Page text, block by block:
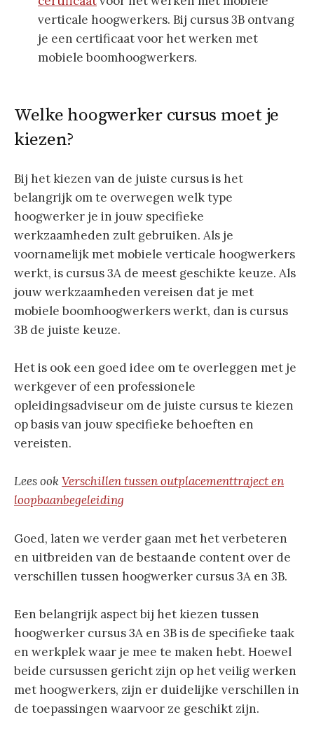
verticale hoogwerkers. Bij cursus 3B ontvang
je een certificaat voor het werken met
mobiele boomhoogwerkers.
Welke hoogwerker cursus moet je
kiezen?
Bij het kiezen van de juiste cursus is het
belangrijk om te overwegen welk type
hoogwerker je in jouw specifieke
werkzaamheden zult gebruiken. Als je
voornamelijk met mobiele verticale hoogwerkers
werkt, is cursus 3A de meest geschikte keuze. Als
jouw werkzaamheden vereisen dat je met
mobiele boomhoogwerkers werkt, dan is cursus
3B de juiste keuze.
Het is ook een goed idee om te overleggen met je
werkgever of een professionele
opleidingsadviseur om de juiste cursus te kiezen
op basis van jouw specifieke behoeften en
vereisten.
Lees ookVerschillen tussen outplacementtraject en
loopbaanbegeleiding
Goed, laten we verder gaan met het verbeteren
en uitbreiden van de bestaande content over de
verschillen tussen hoogwerker cursus 3A en 3B.
Een belangrijk aspect bij het kiezen tussen
hoogwerker cursus 3A en 3B is de specifieke taak
en werkplek waar je mee te maken hebt. Hoewel
beide cursussen gericht zijn op het veilig werken
met hoogwerkers, zijn er duidelijke verschillen in
de toepassingen waarvoor ze geschikt zijn.